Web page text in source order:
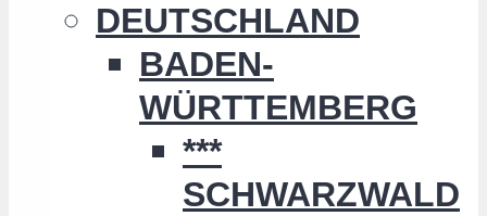
DEUTSCHLAND
BADEN-
WÜRTTEMBERG
***
SCHWARZWALD